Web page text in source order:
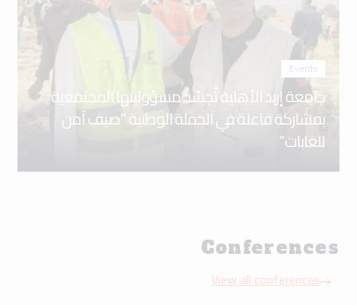
Events
جامعة إربد الأهلية تُجسّد مسؤوليتها المجتمعية
بمشاركة فاعلة في الحملة الوطنية “صيف آمن
للغابات”
Conferences
View all conferences